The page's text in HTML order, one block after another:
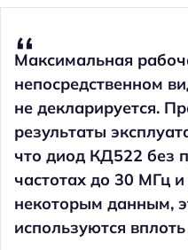
Максимальная
непосредственном
не декларируется.
результаты
что диод КД522 без
частотах до 30 МГц
некоторым данным,
используются